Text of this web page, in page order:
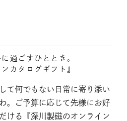
過ごすひととき。
カタログギフト』
て何でもない日常に寄り添い
。ご予算に応じて先様にお好
ける『深川製磁のオンライン